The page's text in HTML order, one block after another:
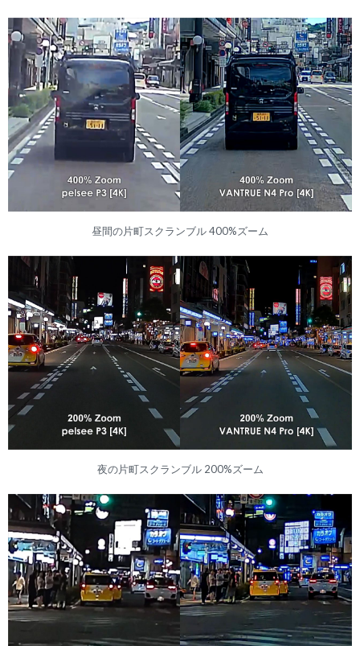
昼間の片町スクランブル 400%ズーム
夜の片町スクランブル 200%ズーム